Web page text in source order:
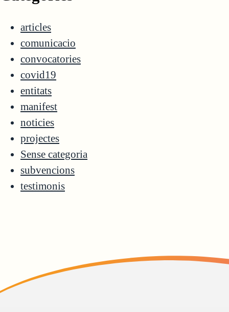
articles
comunicacio
convocatories
covid19
entitats
manifest
noticies
projectes
Sense categoria
subvencions
testimonis